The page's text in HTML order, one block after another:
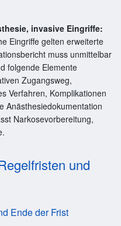
invasive Eingriffe:
Eingriffe gelten erweiterte
muss unmittelbar
folgende Elemente
Zugangsweg,
Verfahren, Komplikationen
Anästhesiedokumentation
Narkosevorbereitung,
und
Ende der Frist